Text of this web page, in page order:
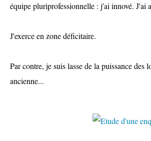
équipe pluriprofessionnelle : j'ai innové.
J'exerce en zone déficitaire.
Par contre, je suis lasse de la puissance
ancienne...